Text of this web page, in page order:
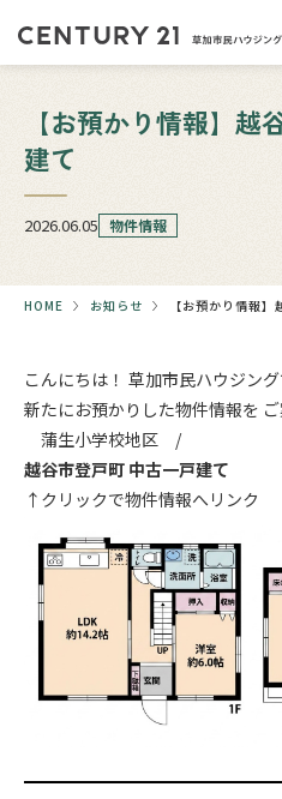
【お預かり情報】
建て
2026.06.05 物件情報
HOME お知らせ 【お預かり情報
こんにちは！ 草加市民ハウジング
新たにお預かりした物件情報を ご
蒲生小学校地区 /
越谷市登戸町 中古一戸建て
↑クリックで物件情報へリンク